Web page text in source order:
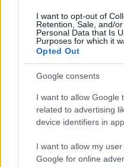
I want to opt-out of
Retention, Sale, and/
Personal Data that Is
Purposes for which it
Opted Out
Google consents
I want to allow Google
related to advertising
device identifiers in
I want to allow my
Google for online
Συγκίνηση στο
Χαλκιά: Με την
κλαρίνα
φωνή της
Ποιος είναι ο
Χασάμπης: Από
Χημείας και στο
Το πολωμένο
φωτιές σε Αττική
ισχυρότερα